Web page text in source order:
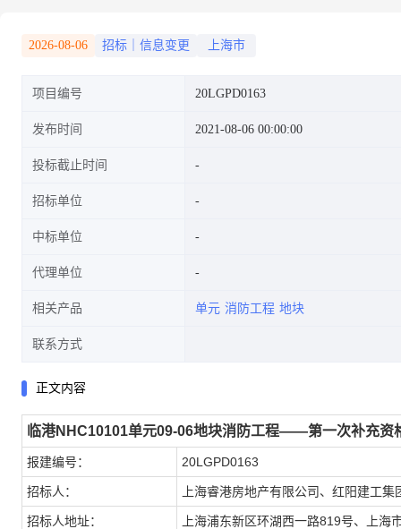
2026-08-06 招标｜信息变更 上海市
项目编号 20LGPD0163
发布时间 2021-08-06 00:00:00
投标截止时间
招标单位
中标单位
代理单位
相关产品 单元 消防工程 地块
联系方式
正文内容
临港NHC10101单元09-06地块消防工程——第一次补充资
报建编号： 20LGPD0163
招标人： 上海睿港房地产有限公司、红阳建工集
招标人地址： 上海浦东新区环湖西一路819号、上